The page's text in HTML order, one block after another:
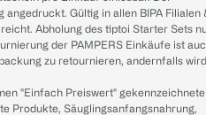
Gültig in allen BIPA Filialen
Abholung des tiptoi Starter Sets
der PAMPERS Einkäufe ist
zu retournieren, andernfalls wird
"Einfach Preiswert" gekennzeichnete
Produkte, Säuglingsanfangsnahrung,